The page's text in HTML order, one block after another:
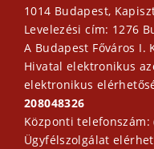
1014 Budapest,
Levelezési cím: 1276
A Budapest Főváros I.
Hivatal elektronikus
elektronikus
208048326
Központi telefonszám:
Ügyfélszolgálat